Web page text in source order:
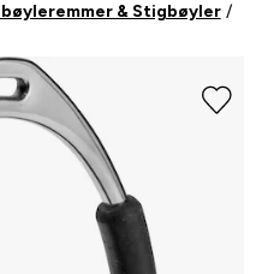
& Stigbøyler